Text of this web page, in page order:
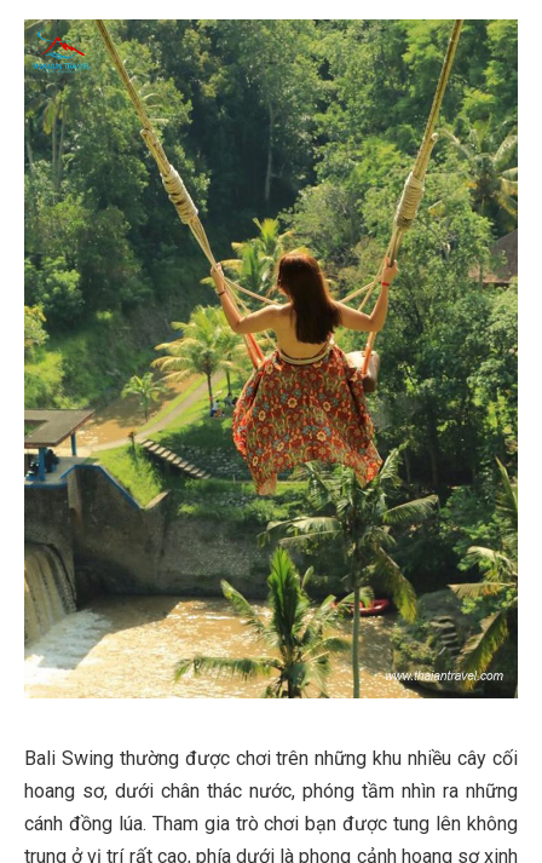
Bali Swing thường được chơi trên những khu nhiều cây cối
hoang sơ, dưới chân thác nước, phóng tầm nhìn ra những
cánh đồng lúa. Tham gia trò chơi bạn được tung lên không
trung ở vị trí rất cao, phía dưới là phong cảnh hoang sơ xinh